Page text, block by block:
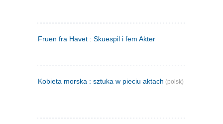
Fruen fra Havet : Skuespil i fem Akter
Kobieta morska : sztuka w pieciu aktach (polsk)